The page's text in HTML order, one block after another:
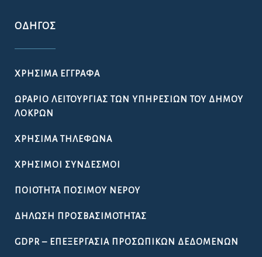
ΟΔΗΓΌΣ
ΧΡΉΣΙΜΑ ΈΓΓΡΑΦΑ
ΩΡΆΡΙΟ ΛΕΙΤΟΥΡΓΊΑΣ ΤΩΝ ΥΠΗΡΕΣΙΏΝ ΤΟΥ ΔΉΜΟΥ
ΛΟΚΡΏΝ
ΧΡΉΣΙΜΑ ΤΗΛΈΦΩΝΑ
ΧΡΉΣΙΜΟΙ ΣΎΝΔΕΣΜΟΙ
ΠΟΙΌΤΗΤΑ ΠΌΣΙΜΟΥ ΝΕΡΟΎ
ΔΉΛΩΣΗ ΠΡΟΣΒΑΣΙΜΌΤΗΤΑΣ
GDPR – ΕΠΕΞΕΡΓΑΣΙΑ ΠΡΟΣΩΠΙΚΩΝ ΔΕΔΟΜΕΝΩΝ